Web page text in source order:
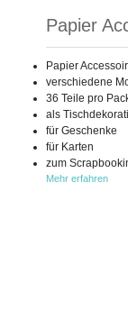
Papier
Papier
verschiedene
36 Teile pro
als
für Geschenke
für Karten
zum
Mehr erfahren